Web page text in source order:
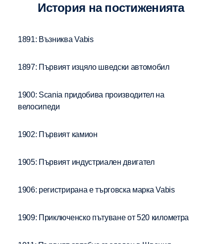
История на постиженията
1891: Възниква Vabis
1897: Първият изцяло шведски автомобил
1900: Scania придобива производител на
велосипеди
1902: Първият камион
1905: Първият индустриален двигател
1906: регистрирана е търговска марка Vabis
1909: Приключенско пътуване от 520 километра